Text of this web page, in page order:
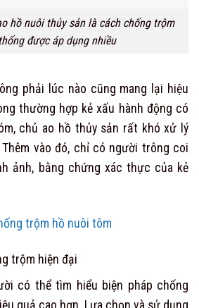
hồ nuôi thủy sản là cách chống trộm
được áp dụng nhiều
phải lúc nào cũng mang lại hiệu
thường hợp kẻ xấu hành động có
chủ ao hồ thủy sản rất khó xử lý
vào đó, chỉ có người trông coi
ảnh, bằng chứng xác thực của kẻ
trộm hồ nuôi tôm
trộm hiện đại
có thể tìm hiểu biện pháp chống
quả cao hơn. Lựa chọn và sử dụng